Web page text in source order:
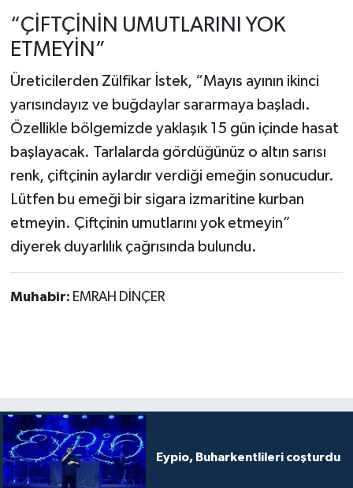
“ÇİFTÇİNİN UMUTLARINI YOK
ETMEYİN”
Üreticilerden Zülfikar İstek, “Mayıs ayının ikinci
yarısındayız ve buğdaylar sararmaya başladı.
Özellikle bölgemizde yaklaşık 15 gün içinde hasat
başlayacak. Tarlalarda gördüğünüz o altın sarısı
renk, çiftçinin aylardır verdiği emeğin sonucudur.
Lütfen bu emeği bir sigara izmaritine kurban
etmeyin. Çiftçinin umutlarını yok etmeyin”
diyerek duyarlılık çağrısında bulundu.
Muhabir: EMRAH DİNÇER
Eypio, Buharkentlileri coşturdu